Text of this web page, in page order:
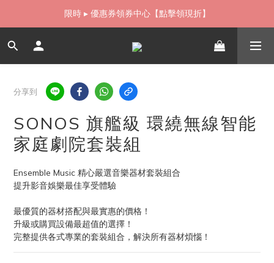
如需當日配送貨海外寄送，歡迎直接與我們聯繫
限時 ▸ 優惠券領券中心【點擊領現折】
如需當日配送貨海外寄送，歡迎直接與我們聯繫
分享到
SONOS 旗艦級 環繞無線智能
家庭劇院套裝組
Ensemble Music 精心嚴選音樂器材套裝組合
提升影音娛樂最佳享受體驗
最優質的器材搭配與最實惠的價格！
升級或購買設備最超值的選擇！
完整提供各式專業的套裝組合，解決所有器材煩惱！